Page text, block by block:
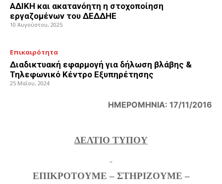
ΑΔΙΚΗ και ακατανόητη η στοχοποίηση
εργαζομένων του ΔΕΔΔΗΕ
10 Αυγούστου, 2025
Επικαιρότητα
Διαδικτυακή εφαρμογή για δήλωση βλάβης &
Τηλεφωνικό Κέντρο Εξυπηρέτησης
25 Μαΐου, 2024
ΗΜΕΡΟΜΗΝΙΑ: 17/11/2016
ΔΕΛΤΙΟ ΤΥΠΟΥ
ΕΠΙΚΡΟΤΟΥΜΕ – ΣΤΗΡΙΖΟΥΜΕ –